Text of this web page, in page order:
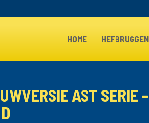
HOME HEFBRUGGEN
AST SERIE -